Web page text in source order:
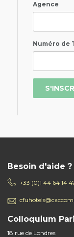
Agence
Numéro de
Besoin d'aide ?
+33 (0)1 44 64 14
Colloquium
18 rue de Londres